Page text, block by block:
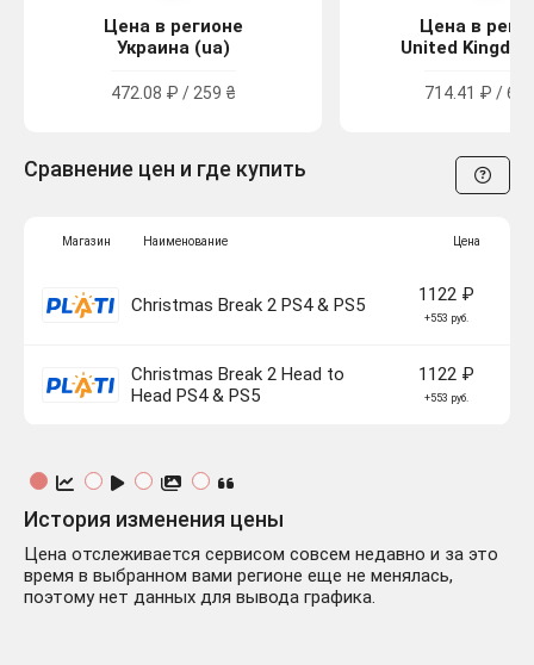
Цена в регионе
Украина (ua)
472.08 ₽ / 259 ₴
Цена в
United
714.41 ₽ /
Сравнение цен и где купить
Магазин Наименование Цена
Christmas Break 2 PS4 & PS5 1122 ₽
+553 руб.
Christmas Break 2 Head to
Head PS4 & PS5
1122 ₽
+553 руб.
История изменения цены
Цена отслеживается сервисом совсем недавно и за это
время в выбранном вами регионе еще не менялась,
поэтому нет данных для вывода графика.